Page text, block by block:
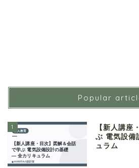
Popular
1
【新人講座
ぶ 電気設備
ュラム